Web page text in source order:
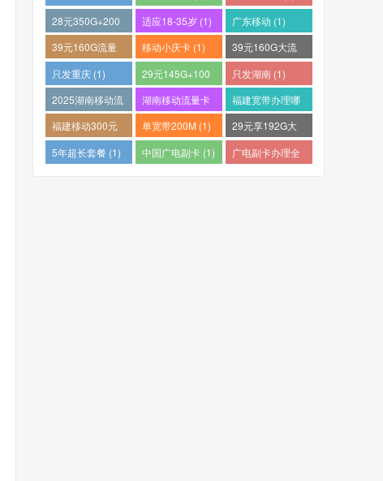
(2)
28元350G+200
分钟 (1)
适应18-35岁 (1)
广东移动 (1)
39元160G流量
卡 (1)
移动小庆卡 (1)
39元160G大流
量电话卡 (1)
只发重庆 (1)
29元145G+100
分钟 (1)
只发湖南 (1)
2025湖南移动流
量卡哪个好 (1)
湖南移动流量卡
推荐 (1)
福建宽带办理哪
个最便宜 (1)
福建移动300元
包1年 (1)
单宽带200M (1)
29元享192G大
流量 (1)
5年超长套餐 (1) 中国广电副卡 (1)
广电副卡办理全